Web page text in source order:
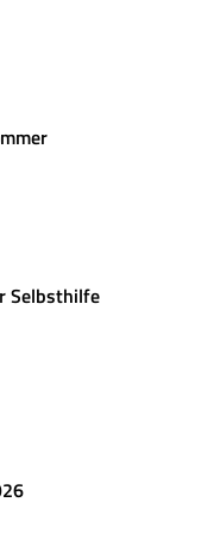
Selbsthilfe